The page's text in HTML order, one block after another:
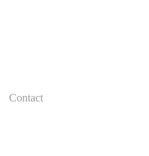
Contact